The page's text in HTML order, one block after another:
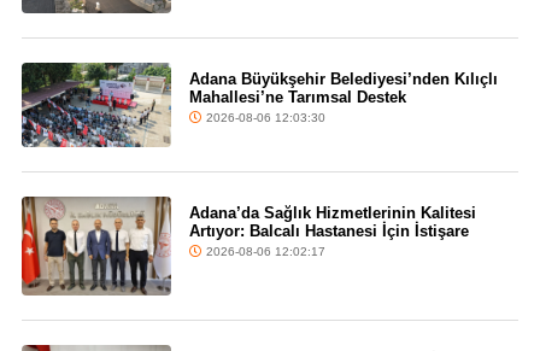
Adana Büyükşehir Belediyesi’nden Kılıçlı
Mahallesi’ne Tarımsal Destek
2026-08-06 12:03:30
Adana’da Sağlık Hizmetlerinin Kalitesi
Artıyor: Balcalı Hastanesi İçin İstişare
2026-08-06 12:02:17